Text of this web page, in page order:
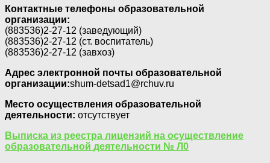
Контактные телефоны образовательной
организации:
(883536)2-27-12 (заведующий)
(883536)2-27-12 (ст. воспитатель)
(883536)2-27-12 (завхоз)
Адрес электронной почты образовательной
организации:shum-detsad1@rchuv.ru
Место осуществления образовательной
деятельности: отсутствует
Выписка из реестра лицензий на осуществление
образовательной деятельности № Л0